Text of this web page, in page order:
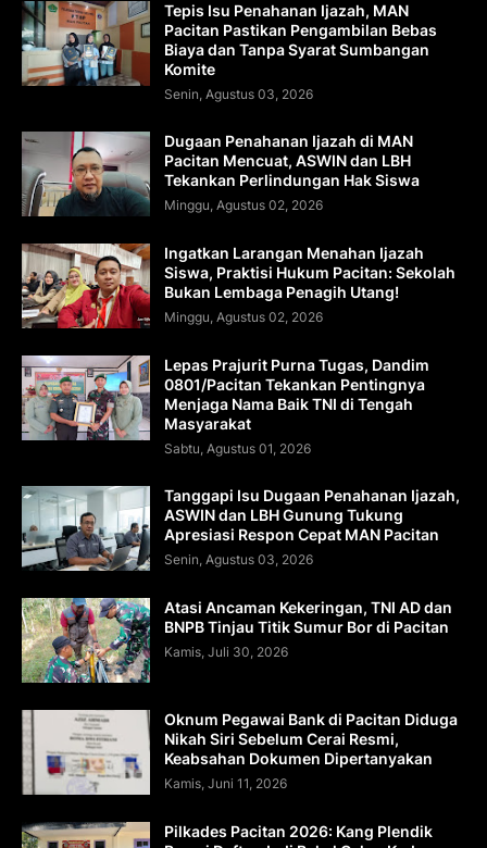
Tepis Isu Penahanan Ijazah, MAN
Pacitan Pastikan Pengambilan Bebas
Biaya dan Tanpa Syarat Sumbangan
Komite
Senin, Agustus 03, 2026
Dugaan Penahanan Ijazah di MAN
Pacitan Mencuat, ASWIN dan LBH
Tekankan Perlindungan Hak Siswa
Minggu, Agustus 02, 2026
Ingatkan Larangan Menahan Ijazah
Siswa, Praktisi Hukum Pacitan: Sekolah
Bukan Lembaga Penagih Utang!
Minggu, Agustus 02, 2026
Lepas Prajurit Purna Tugas, Dandim
0801/Pacitan Tekankan Pentingnya
Menjaga Nama Baik TNI di Tengah
Masyarakat
Sabtu, Agustus 01, 2026
Tanggapi Isu Dugaan Penahanan Ijazah,
ASWIN dan LBH Gunung Tukung
Apresiasi Respon Cepat MAN Pacitan
Senin, Agustus 03, 2026
Atasi Ancaman Kekeringan, TNI AD dan
BNPB Tinjau Titik Sumur Bor di Pacitan
Kamis, Juli 30, 2026
Oknum Pegawai Bank di Pacitan Diduga
Nikah Siri Sebelum Cerai Resmi,
Keabsahan Dokumen Dipertanyakan
Kamis, Juni 11, 2026
Pilkades Pacitan 2026: Kang Plendik